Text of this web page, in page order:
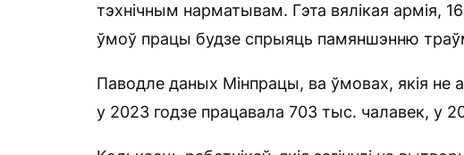
тэхнічным нарматывам. Гэта вялікая армія,
ўмоў працы будзе спрыяць памяншэнню
Паводле даных Мінпрацы, ва ўмовах, якія
у 2023 годзе працавала 703 тыс. чалавек, у